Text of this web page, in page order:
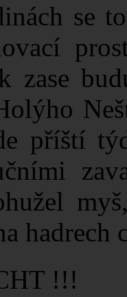
se
zase
příští
hadrech
!!!